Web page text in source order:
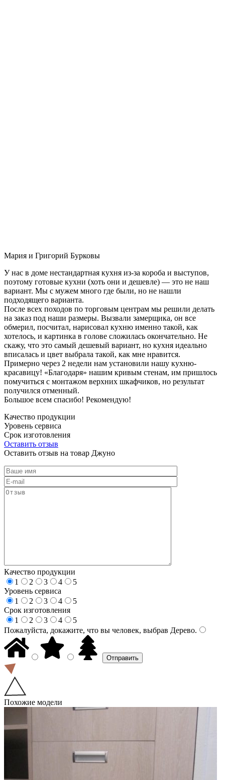
Мария и Григорий Бурковы
У нас в доме нестандартная кухня из-за короба и выступов,
поэтому готовые кухни (хоть они и дешевле) — это не наш
вариант. Мы с мужем много где были, но не нашли
подходящего варианта.
После всех походов по торговым центрам мы решили делать
на заказ под наши размеры. Вызвали замерщика, он все
обмерил, посчитал, нарисовал кухню именно такой, как
хотелось, и картинка в голове сложилась окончательно. Не
скажу, что это самый дешевый вариант, но кухня идеально
вписалась и цвет выбрала такой, как мне нравится.
Примерно через 2 недели нам установили нашу кухню-
красавицу! «Благодаря» нашим кривым стенам, им пришлось
помучиться с монтажом верхних шкафчиков, но результат
получился отменный.
Большое всем спасибо! Рекомендую!
Качество продукции
Уровень сервиса
Срок изготовления
Оставить отзыв
Оставить отзыв на товар Джуно
Качество продукции
1
2 3 4
5
Уровень сервиса
1
2 3 4
5
Срок изготовления
1
2 3 4
5
Пожалуйста, докажите, что вы человек, выбрав Дерево.
Похожие модели